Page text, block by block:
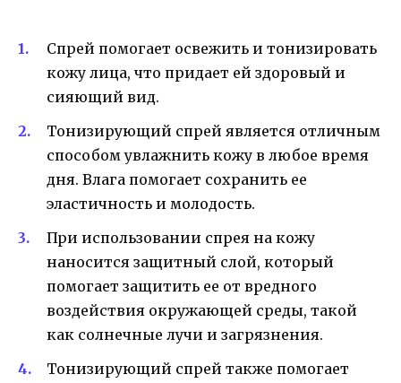
Спрей помогает освежить и тонизировать
кожу лица, что придает ей здоровый и
сияющий вид.
Тонизирующий спрей является отличным
способом увлажнить кожу в любое время
дня. Влага помогает сохранить ее
эластичность и молодость.
При использовании спрея на кожу
наносится защитный слой, который
помогает защитить ее от вредного
воздействия окружающей среды, такой
как солнечные лучи и загрязнения.
Тонизирующий спрей также помогает